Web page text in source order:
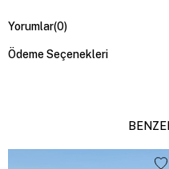
Yorumlar(0)
Ödeme Seçenekleri